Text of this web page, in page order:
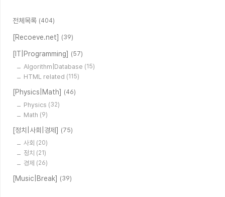
전체목록 (404)
[Recoeve.net] (39)
[IT|Programming] (57)
Algorithm|Database (15)
HTML related (115)
[Physics|Math] (46)
Physics (32)
Math (9)
[정치|사회|경제] (75)
사회 (20)
정치 (21)
경제 (26)
[Music|Break] (39)